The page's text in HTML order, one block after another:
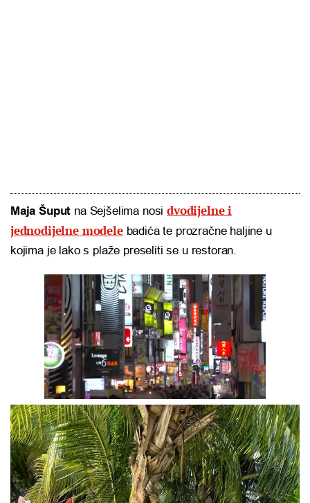
Maja Šuput na Sejšelima nosidvodijelne i
jednodijelne modelebadića te prozračne haljine u
kojima je lako s plaže preseliti se u restoran.